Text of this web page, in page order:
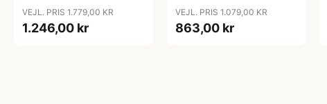
haves
VEJL. PRIS 1.779,00 KR
1.246,00 kr
VEJL. PRIS 1.079,00 KR
863,00 kr